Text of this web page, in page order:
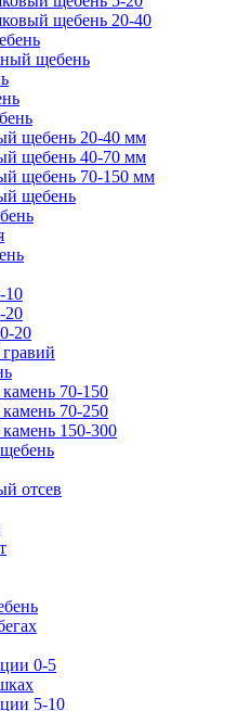
щебень 20-40
щебень
щебень 20-40 мм
щебень 40-70 мм
щебень 70-150 мм
щебень
10
20
20
70-150
70-250
150-300
отсев
0-5
5-10